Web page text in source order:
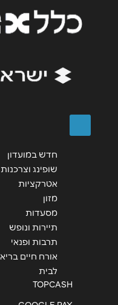
הודעה
חדש במועדון
שופינג וצרכנות
אטרקציות
מזון
מסעדות
תיירות ונופש
תרבות ופנאי
אורח חיים בריא
לבית
TOPCASH